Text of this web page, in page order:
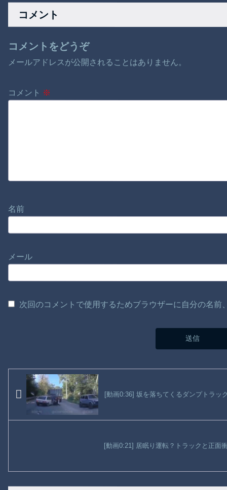
ｗ
サボり」ごみ収集員
コメント
コメントをどうぞ
メールアドレスが公開されることはありません。
コメント ※
名前
メール
次回のコメントで使用するためブラウザーに自分の名
[動画0:36] 坂を落ちてくるダンプトラッ
[動画0:21] 居眠り運転？トラックと正面